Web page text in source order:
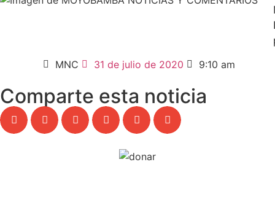
MNC
31 de julio de 2020 9:10 am
Comparte esta noticia